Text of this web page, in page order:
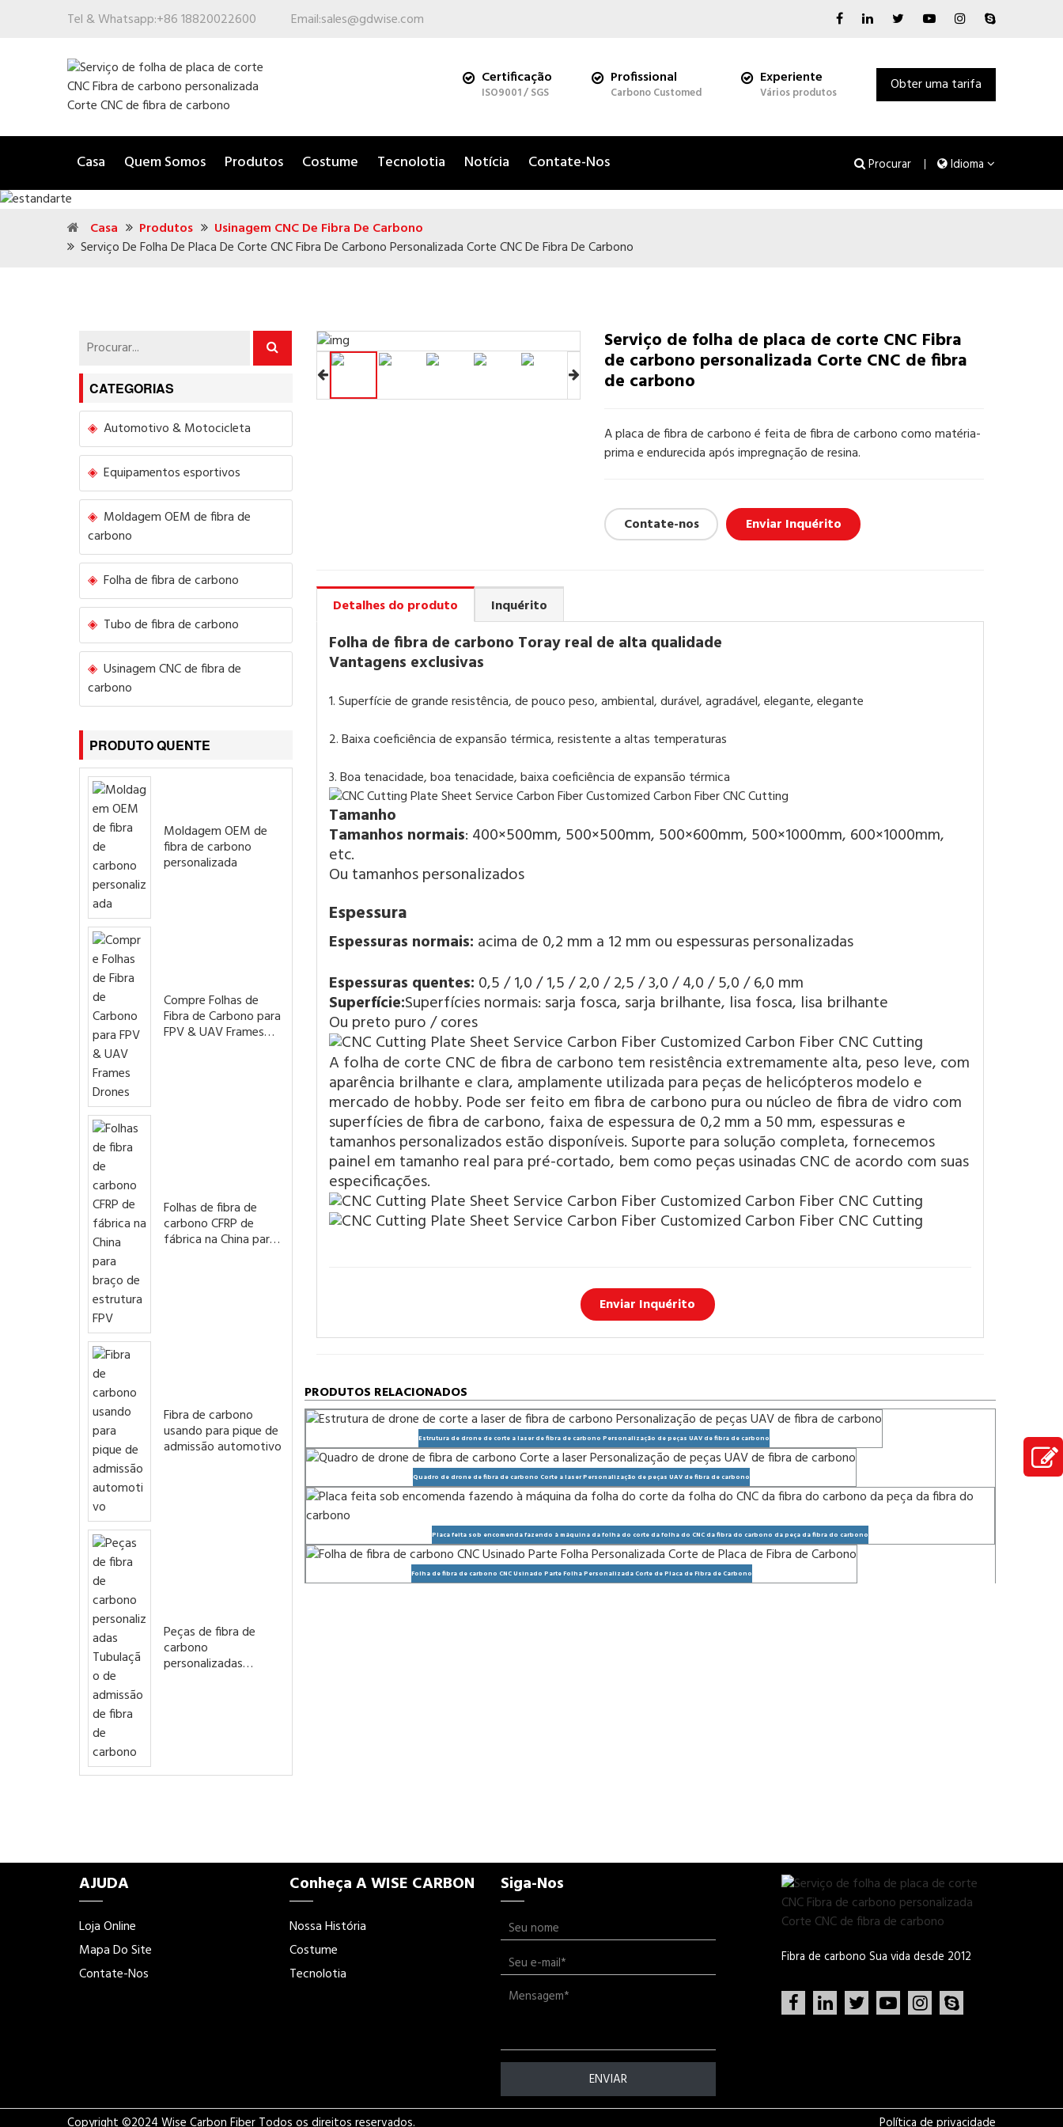
Tel & Whatsapp:+86 18820022600 Email:sales@gdwise.com
Certificação
ISO9001 / SGS
Profissional
Carbono Customed
Experiente
Vários produtos Obter uma tarifa
Casa Quem Somos Produtos Costume Tecnolotia Notícia Contate-Nos Idioma
Procurar
Casa Produtos
Usinagem CNC De Fibra De Carbono
Serviço De Folha De Placa De Corte CNC Fibra De Carbono Personalizada Corte CNC De Fibra De Carbono
Serviço de folha de placa de corte CNC Fibra
de carbono personalizada Corte CNC de fibra
de carbono
A placa de fibra de carbono é feita de fibra de carbono como matéria-
prima e endurecida após impregnação de resina.
Contate-nos Enviar Inquérito
Detalhes do produto Inquérito
Folha de fibra de carbono Toray real de alta qualidade
Vantagens exclusivas
1. Superfície de grande resistência, de pouco peso, ambiental, durável, agradável, elegante, elegante
2. Baixa coeficiência de expansão térmica, resistente a altas temperaturas
3. Boa tenacidade, boa tenacidade, baixa coeficiência de expansão térmica
Tamanho
Tamanhos normais: 400×500mm, 500×500mm, 500×600mm, 500×1000mm, 600×1000mm,
etc.
Ou tamanhos personalizados
Espessura
Espessuras normais: acima de 0,2 mm a 12 mm ou espessuras personalizadas
Espessuras quentes: 0,5 / 1,0 / 1,5 / 2,0 / 2,5 / 3,0 / 4,0 / 5,0 / 6,0 mm
Superfície:Superfícies normais: sarja fosca, sarja brilhante, lisa fosca, lisa brilhante
Ou preto puro / cores
A folha de corte CNC de fibra de carbono tem resistência extremamente alta, peso leve, com
aparência brilhante e clara, amplamente utilizada para peças de helicópteros modelo e
mercado de hobby. Pode ser feito em fibra de carbono pura ou núcleo de fibra de vidro com
superfícies de fibra de carbono, faixa de espessura de 0,2 mm a 50 mm, espessuras e
tamanhos personalizados estão disponíveis. Suporte para solução completa, fornecemos
painel em tamanho real para pré-cortado, bem como peças usinadas CNC de acordo com suas
especificações.
Enviar Inquérito
PRODUTOS RELACIONADOS
Estrutura de drone de corte a laser de fibra de carbono Personalização de peças UAV de fibra de carbono
Quadro de drone de fibra de carbono Corte a laser Personalização de peças UAV de fibra de carbono
Placa feita sob encomenda fazendo à máquina da folha do corte da folha do CNC da fibra do carbono da peça da fibra do carbono
Folha de fibra de carbono CNC Usinado Parte Folha Personalizada Corte de Placa de Fibra de Carbono
CATEGORIAS
Automotivo & Motocicleta
Equipamentos esportivos
Moldagem OEM de fibra de
carbono
Folha de fibra de carbono
Tubo de fibra de carbono
Usinagem CNC de fibra de
carbono
PRODUTO QUENTE
Moldagem OEM de
fibra de carbono
personalizada
Compre Folhas de
Fibra de Carbono para
FPV & UAV Frames
Folhas de fibra de
carbono CFRP de
fábrica na China para
Fibra de carbono
usando para pique de
admissão automotivo
Peças de fibra de
carbono
personalizadas
AJUDA
Loja Online
Mapa Do Site
Contate-Nos
Conheça A WISE CARBON
Nossa História
Costume
Tecnolotia
Siga-Nos
ENVIAR
Fibra de carbono Sua vida desde 2012
Copyright ©2024 Wise Carbon Fiber Todos os direitos reservados. Política de privacidade